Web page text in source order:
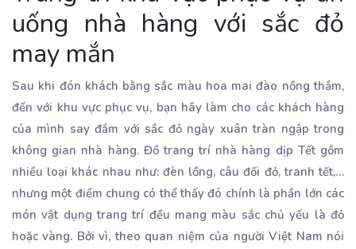
uống nhà hàng với sắc đỏ
may mắn
Sau khi đón khách bằng sắc màu hoa mai đào nồng thắm,
đến với khu vực phục vụ, bạn hãy làm cho các khách hàng
của mình say đắm với sắc đỏ ngày xuân tràn ngập trong
không gian nhà hàng. Đồ trang trí nhà hàng dịp Tết gồm
nhiều loại khác nhau như: đèn lồng, câu đối đỏ, tranh tết,…
nhưng một điểm chung có thể thấy đó chính là phần lớn các
món vật dụng trang trí đều mang màu sắc chủ yếu là đỏ
hoặc vàng. Bởi vì, theo quan niệm của người Việt Nam nói